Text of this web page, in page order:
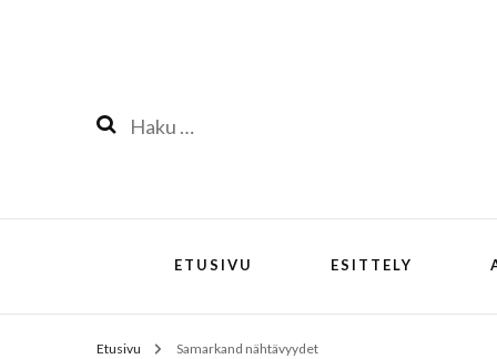
Haku:
ETUSIVU ESITTELY
Etusivu Samarkand nähtävyydet